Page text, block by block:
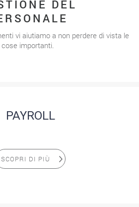
DEL
vi aiutiamo a non perdere di vista le
cose importanti.
PAYROLL
SCOPRI DI PIÙ